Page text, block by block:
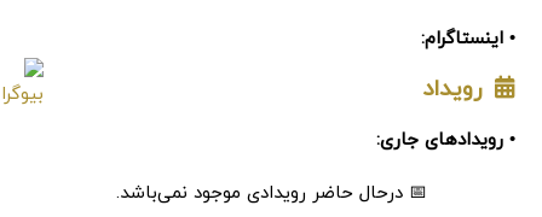
• اینستاگرام:
رویداد
• رویدادهای جاری:
📅 درحال حاضر رویدادی موجود نمی‌باشد.